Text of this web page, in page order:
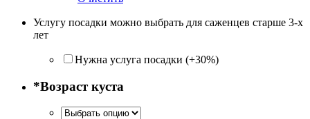
Услугу посадки можно выбрать для саженцев старше 3-х
лет
Нужна услуга посадки (+30%)
*Возраст куста